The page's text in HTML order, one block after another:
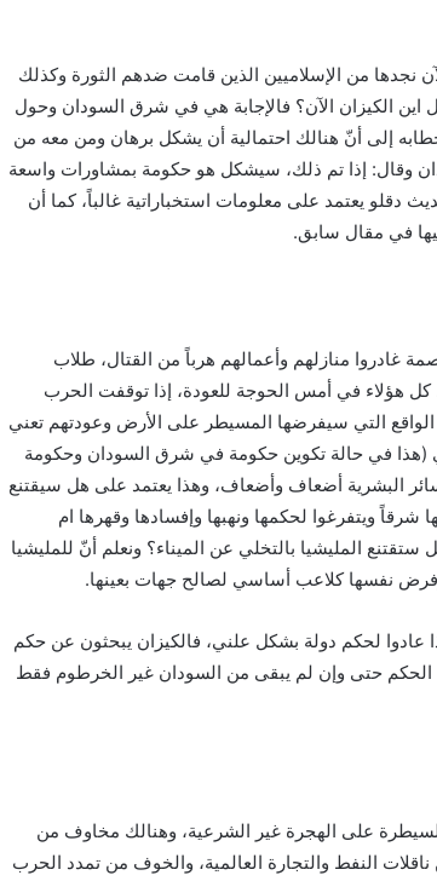
نجدها من الإسلاميين الذين قامت ضدهم الثورة وكذلك
اين الكيزان الآن؟ فالإجابة هي في شرق السودان وحول
إلى أنّ هنالك احتمالية أن يشكل برهان ومن معه من
وقال: إذا تم ذلك، سيشكل هو حكومة بمشاورات واسعة
دقلو يعتمد على معلومات استخباراتية غالباً، كما أن
في مقال سابق.
غادروا منازلهم وأعمالهم هرباً من القتال، طلاب
هؤلاء في أمس الحوجة للعودة، إذا توقفت الحرب
الواقع التي سيفرضها المسيطر على الأرض وعودتهم تعني
في حالة تكوين حكومة في شرق السودان وحكومة
البشرية أضعاف وأضعاف، وهذا يعتمد على هل سيقتنع
شرقاً ويتفرغوا لحكمها ونهبها وإفسادها وقهرها ام
المليشيا بالتخلي عن الميناء؟ ونعلم أنّ للمليشيا
نفسها كلاعب أساسي لصالح جهات بعينها.
عادوا لحكم دولة بشكل علني، فالكيزان يبحثون عن حكم
حتى وإن لم يبقى من السودان غير الخرطوم فقط
على الهجرة غير الشرعية، وهنالك مخاوف من
ناقلات النفط والتجارة العالمية، والخوف من تمدد الحرب